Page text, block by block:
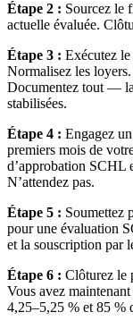
Étape 2 : Sourcez le
actuelle évaluée.
Étape 3 : Exécutez le
Normalisez les
Documentez tout —
stabilisées.
Étape 4 : Engagez
premiers mois de
d’approbation SCHL
N’attendez pas.
Étape 5 : Soumettez
pour une évaluation
et la souscription par
Étape 6 : Clôturez le
Vous avez
4,25–5,25 % et 85 %